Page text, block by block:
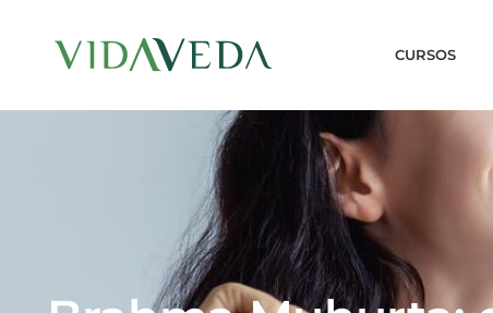
CURSOS